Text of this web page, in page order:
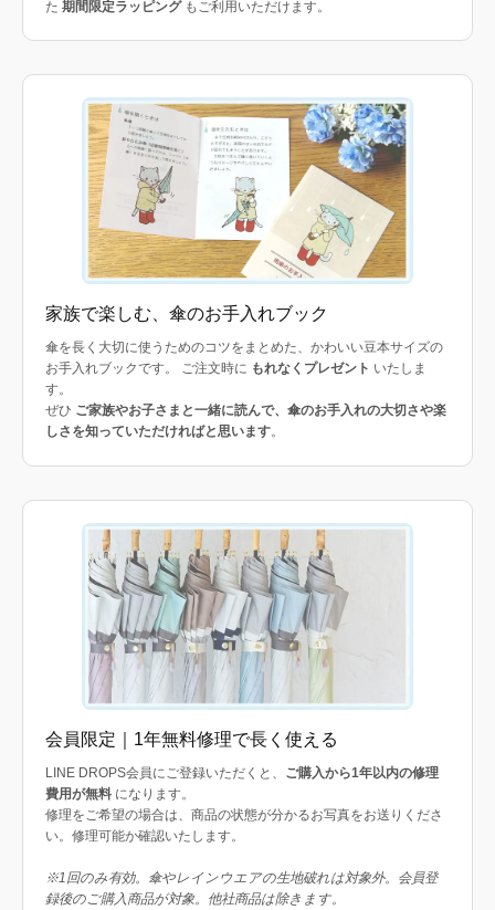
た 期間限定ラッピングもご利用いただけます。
家族で楽しむ、傘のお手入れブック
傘を長く大切に使うためのコツをまとめた、かわいい豆本サイズの
お手入れブックです。 ご注文時に もれなくプレゼント いたしま
す。
ぜひ ご家族やお子さまと一緒に読んで、傘のお手入れの大切さや楽
しさを知っていただければと思います。
会員限定｜1年無料修理で長く使える
LINE DROPS会員にご登録いただくと、 ご購入から1年以内の修理
費用が無料 になります。
修理をご希望の場合は、商品の状態が分かるお写真をお送りくださ
い。修理可能か確認いたします。
※1回のみ有効。傘やレインウエアの生地破れは対象外。会員登
録後のご購入商品が対象。他社商品は除きます。